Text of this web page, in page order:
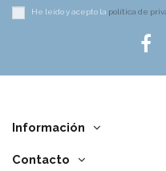
He leído y acepto la política de
Información
Contacto